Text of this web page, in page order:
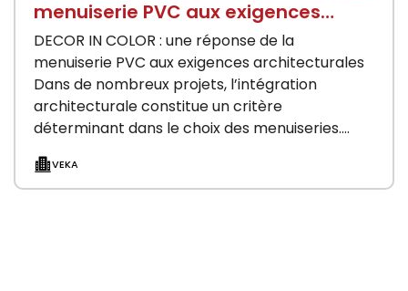
menuiserie PVC aux exigences
architecturales
DECOR IN COLOR : une réponse de la
menuiserie PVC aux exigences architecturales
Dans de nombreux projets, l’intégration
architecturale constitue un critère
déterminant dans le choix des menuiseries.
VEKA